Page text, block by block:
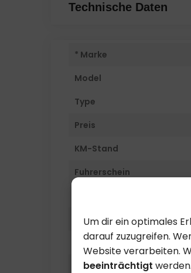
Um dir ein optimales
darauf zuzugreifen.
Website verarbeiten.
beeinträchtigt werden.
Technische Daten
* Marke
Model
Type
Preis
KM-Stand
Fuhrerschein
Farbe
Hubraum
kW